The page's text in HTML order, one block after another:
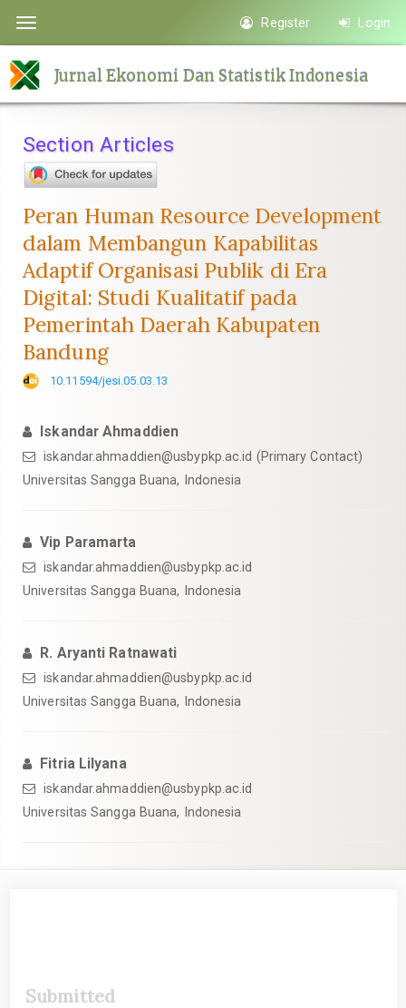
to
page
content
Navigation
Main
Sidebar
Toggle
Register Login
Jurnal Ekonomi Dan Statistik Indonesia
Section Articles
Peran Human Resource Development
dalam Membangun Kapabilitas
Adaptif Organisasi Publik di Era
Digital: Studi Kualitatif pada
Pemerintah Daerah Kabupaten
Bandung
10.11594/jesi.05.03.13
Iskandar Ahmaddien
iskandar.ahmaddien@usbypkp.ac.id (Primary Contact)
Universitas Sangga Buana, Indonesia
Vip Paramarta
iskandar.ahmaddien@usbypkp.ac.id
Universitas Sangga Buana, Indonesia
R. Aryanti Ratnawati
iskandar.ahmaddien@usbypkp.ac.id
Universitas Sangga Buana, Indonesia
Fitria Lilyana
iskandar.ahmaddien@usbypkp.ac.id
Universitas Sangga Buana, Indonesia
Submitted